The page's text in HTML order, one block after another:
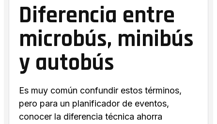
Diferencia entre
microbús, minibús
y autobús
Es muy común confundir estos términos,
pero para un planificador de eventos,
conocer la diferencia técnica ahorra